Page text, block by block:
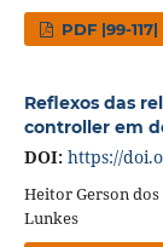
PDF |99-117|
Reflexos das
controller em
DOI: https://
Heitor Gerson dos
Lunkes